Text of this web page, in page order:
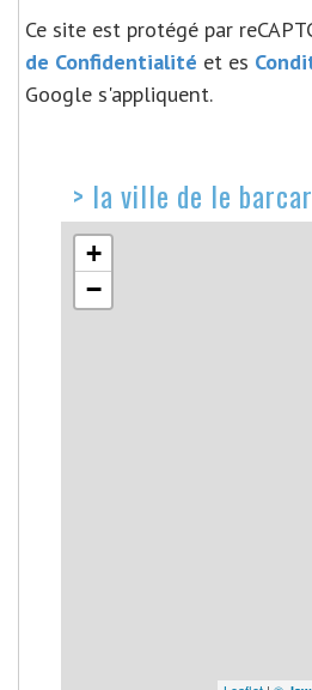
Ce site est protégé par
de Confidentialité et es
Google s'appliquent.
> la ville de le
+
−